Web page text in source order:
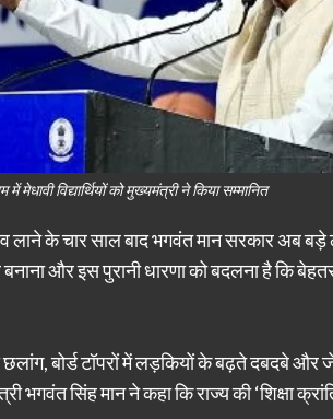
में मेधावी विद्यार्थियों को मुख्यमंत्री ने किया सम्मानित
लाने के चार साल बाद भगवंत मान सरकार अब बड़े
और इस पुरानी धारणा को बदलना है कि बेहतर
छलांग, बोर्ड टॉपरों में लड़कियों के बढ़ते दबदबे
भगवंत सिंह मान ने कहा कि राज्य की ‘शिक्षा